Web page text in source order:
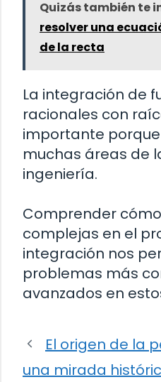
Quizás también te
resolver una
de la recta
La integración de
racionales con
importante
muchas áreas de
ingeniería.
Comprender
complejas en el
integración nos
problemas más
avanzados en
El origen de la
una mirada